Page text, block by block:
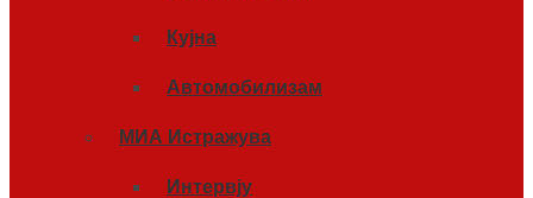
Кујна
Автомобилизам
МИА Истражува
Интервју